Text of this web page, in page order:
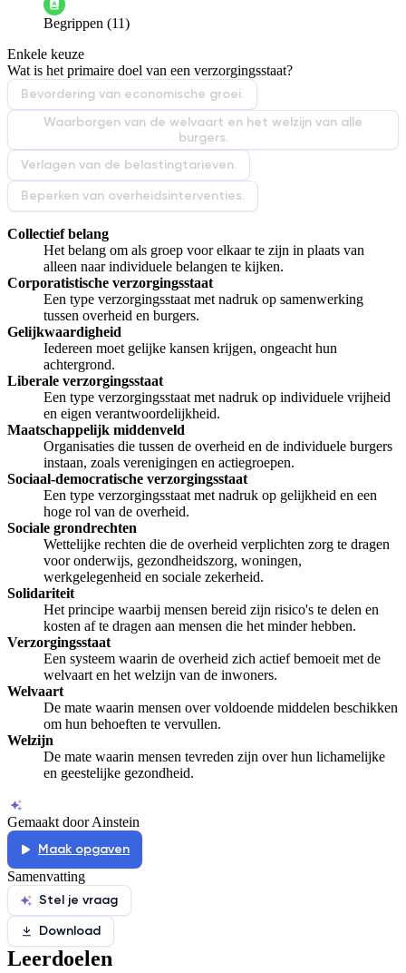
De docent is te langdradig
De uitleg gaat te langzaam
Afspelen werkte niet
Iets anders
Begrippen (11)
Enkele keuze
Wat is het primaire doel van een verzorgingsstaat?
Bevordering van economische groei.
Waarborgen van de welvaart en het welzijn van alle
burgers.
Verlagen van de belastingtarieven.
Beperken van overheidsinterventies.
Collectief belang
Het belang om als groep voor elkaar te zijn in plaats van
alleen naar individuele belangen te kijken.
Corporatistische verzorgingsstaat
Een type verzorgingsstaat met nadruk op samenwerking
tussen overheid en burgers.
Gelijkwaardigheid
Iedereen moet gelijke kansen krijgen, ongeacht hun
achtergrond.
Liberale verzorgingsstaat
Een type verzorgingsstaat met nadruk op individuele vrijheid
en eigen verantwoordelijkheid.
Maatschappelijk middenveld
Organisaties die tussen de overheid en de individuele burgers
instaan, zoals verenigingen en actiegroepen.
Sociaal-democratische verzorgingsstaat
Een type verzorgingsstaat met nadruk op gelijkheid en een
hoge rol van de overheid.
Sociale grondrechten
Wettelijke rechten die de overheid verplichten zorg te dragen
voor onderwijs, gezondheidszorg, woningen,
werkgelegenheid en sociale zekerheid.
Solidariteit
Het principe waarbij mensen bereid zijn risico's te delen en
kosten af te dragen aan mensen die het minder hebben.
Verzorgingsstaat
Een systeem waarin de overheid zich actief bemoeit met de
welvaart en het welzijn van de inwoners.
Welvaart
De mate waarin mensen over voldoende middelen beschikken
om hun behoeften te vervullen.
Welzijn
De mate waarin mensen tevreden zijn over hun lichamelijke
en geestelijke gezondheid.
Gemaakt door Ainstein
Maak opgaven
Samenvatting
Stel je vraag
Download
Leerdoelen